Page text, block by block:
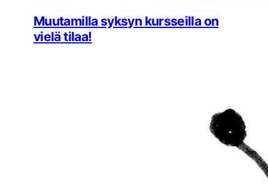
Muutamilla syksyn kursseilla on
vielä tilaa!